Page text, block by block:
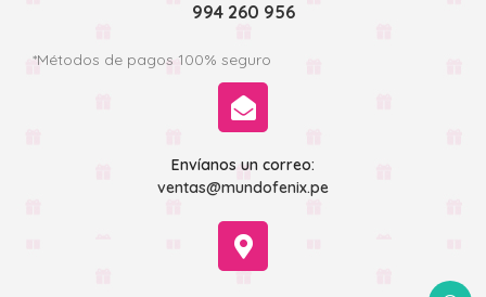
994 260 956
*Métodos de pagos 100% seguro
Envíanos un correo:
ventas@mundofenix.pe